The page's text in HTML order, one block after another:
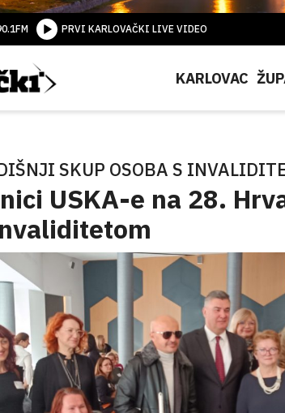
PRVI KARLOVAČKI LIVE VIDEO
KARLOVAC
SKUP OSOBA S
USKA-e na 28.